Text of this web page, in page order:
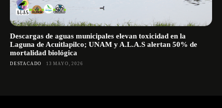
Descargas de aguas municipales elevan toxicidad en la
Laguna de Acuitlapilco; UNAM y A.L.A.S alertan 50% de
mortalidad biológica
DESTACADO 13 MAYO, 2026